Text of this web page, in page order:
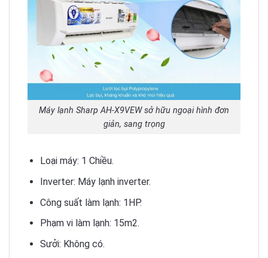
Máy lạnh Sharp AH-X9VEW sở hữu ngoại hình đơn
giản, sang trọng
Loại máy: 1 Chiều.
Inverter: Máy lạnh inverter.
Công suất làm lạnh: 1HP.
Phạm vi làm lạnh: 15m2.
Sưởi: Không có.